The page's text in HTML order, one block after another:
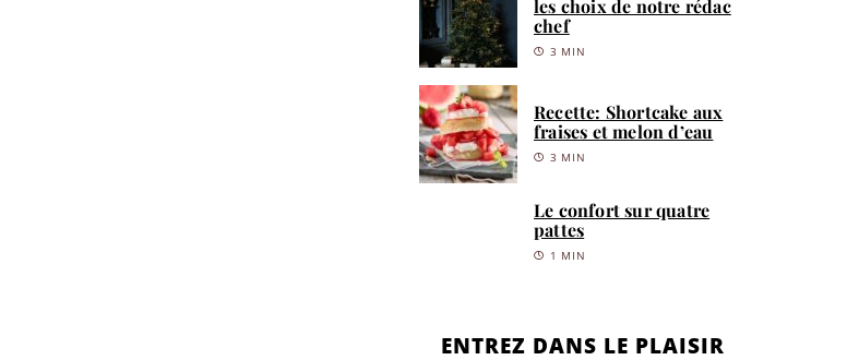
les choix de notre rédac
chef
3 MIN
Recette: Shortcake aux
fraises et melon d’eau
3 MIN
Le confort sur quatre
pattes
1 MIN
ENTREZ DANS LE PLAISIR